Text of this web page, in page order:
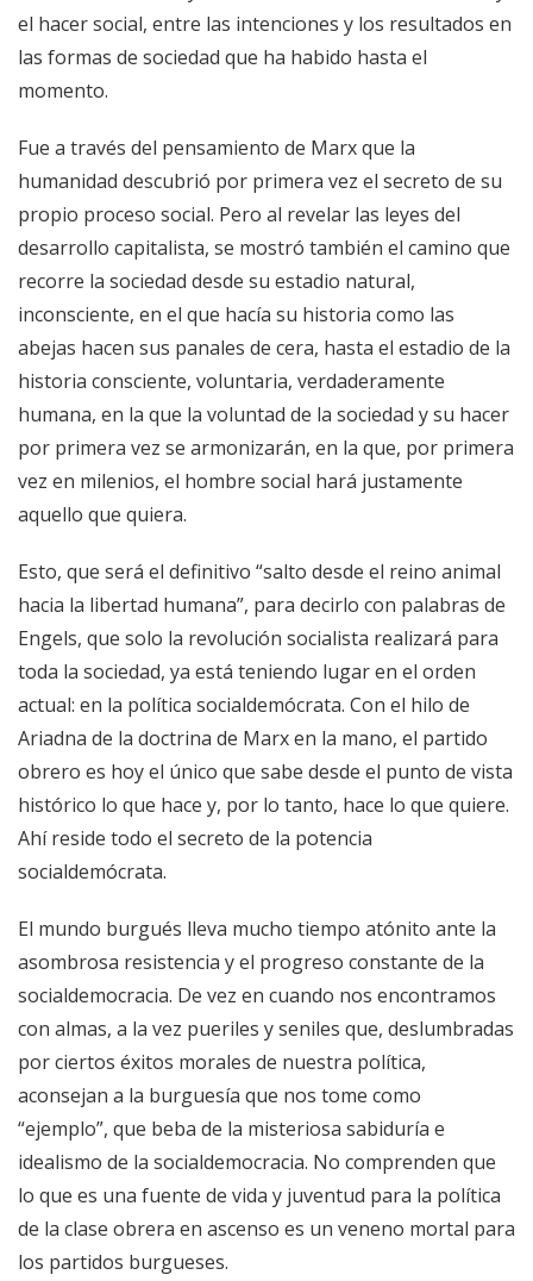
el hacer social, entre las intenciones y los resultados en
las formas de sociedad que ha habido hasta el
momento.
Fue a través del pensamiento de Marx que la
humanidad descubrió por primera vez el secreto de su
propio proceso social. Pero al revelar las leyes del
desarrollo capitalista, se mostró también el camino que
recorre la sociedad desde su estadio natural,
inconsciente, en el que hacía su historia como las
abejas hacen sus panales de cera, hasta el estadio de la
historia consciente, voluntaria, verdaderamente
humana, en la que la voluntad de la sociedad y su hacer
por primera vez se armonizarán, en la que, por primera
vez en milenios, el hombre social hará justamente
aquello que quiera.
Esto, que será el definitivo “salto desde el reino animal
hacia la libertad humana”, para decirlo con palabras de
Engels, que solo la revolución socialista realizará para
toda la sociedad, ya está teniendo lugar en el orden
actual: en la política socialdemócrata. Con el hilo de
Ariadna de la doctrina de Marx en la mano, el partido
obrero es hoy el único que sabe desde el punto de vista
histórico lo que hace y, por lo tanto, hace lo que quiere.
Ahí reside todo el secreto de la potencia
socialdemócrata.
El mundo burgués lleva mucho tiempo atónito ante la
asombrosa resistencia y el progreso constante de la
socialdemocracia. De vez en cuando nos encontramos
con almas, a la vez pueriles y seniles que, deslumbradas
por ciertos éxitos morales de nuestra política,
aconsejan a la burguesía que nos tome como
“ejemplo”, que beba de la misteriosa sabiduría e
idealismo de la socialdemocracia. No comprenden que
lo que es una fuente de vida y juventud para la política
de la clase obrera en ascenso es un veneno mortal para
los partidos burgueses.